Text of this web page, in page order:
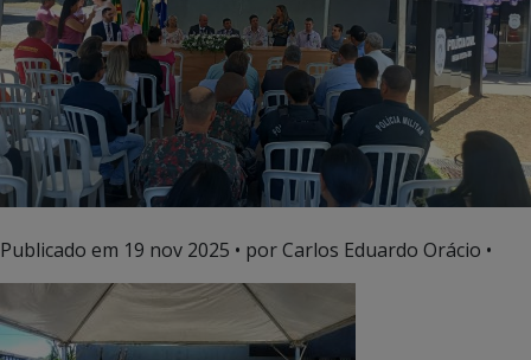
Publicado em 19 nov 2025 • por Carlos Eduardo Orácio •